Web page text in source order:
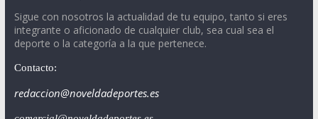
Sigue con nosotros la actualidad de tu equipo, tanto si eres
integrante o aficionado de cualquier club, sea cual sea el
deporte o la categoría a la que pertenece.
Contacto:
redaccion@noveldadeportes.es